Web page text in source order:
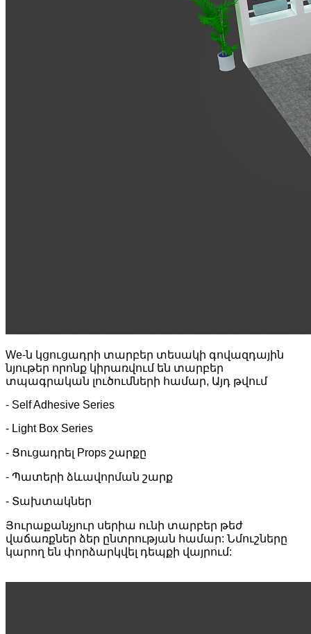
We-ն կցուցադրի տարբեր տեսակի գովազդային
նյութեր որոնք կիրառվում են տարբեր
տպագրական լուծումների համար, Այդ թվում
- Self Adhesive Series
- Light Box Series
- Ցուցադրել Props շարքը
- Պատերի ձևավորման շարք
- Տախտակներ
Յուրաքանչյուր սերիա ունի տարբեր թեժ
վաճառքներ ձեր ընտրության համար: Նմուշները
կարող են փորձարկվել դեպքի վայրում: